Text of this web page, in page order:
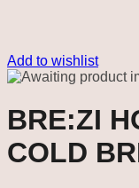
Add to wishlist
BRE:ZI
COLD